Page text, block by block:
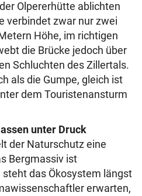
Olpererhütte ablichten
verbindet zwar nur zwei
Höhe, im richtigen
die Brücke jedoch über
Schluchten des Zillertals.
als die Gumpe, gleich ist
dem Touristenansturm
unter Druck
der Naturschutz eine
Bergmassiv ist
das Ökosystem längst
erwarten,